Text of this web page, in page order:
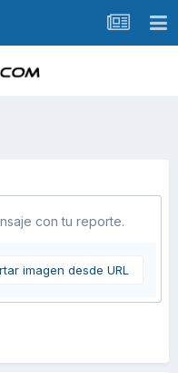
con tu reporte.
imagen desde URL